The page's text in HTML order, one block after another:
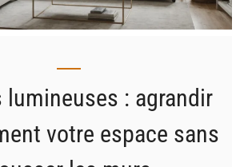
lumineuses : agrandir
votre espace sans